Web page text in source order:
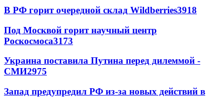
В РФ горит очередной склад Wildberries3918
Под Москвой горит научный центр
Роскосмоса3173
Украина поставила Путина перед дилеммой -
СМИ2975
Запад предупредил РФ из-за новых действий в